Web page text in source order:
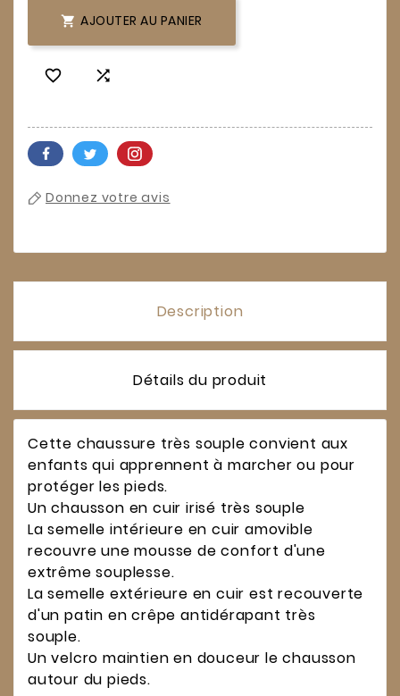
 AJOUTER AU PANIER
 
Donnez votre avis
Description
Détails du produit
Cette chaussure très souple convient aux
enfants qui apprennent à marcher ou pour
protéger les pieds.
Un chausson en cuir irisé très souple
La semelle intérieure en cuir amovible
recouvre une mousse de confort d'une
extrême souplesse.
La semelle extérieure en cuir est recouverte
d'un patin en crêpe antidérapant très
souple.
Un velcro maintien en douceur le chausson
autour du pieds.